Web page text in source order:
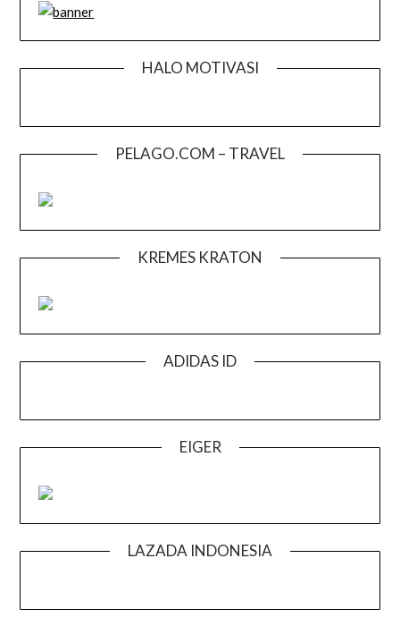
HALO MOTIVASI
PELAGO.COM – TRAVEL
KREMES KRATON
ADIDAS ID
EIGER
LAZADA INDONESIA